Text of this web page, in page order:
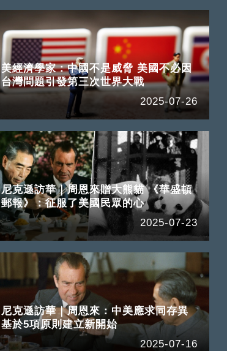
美經濟學家：中國不是威脅 美國不必因
台灣問題引發第三次世界大戰
2025-07-26
尼克遜訪華｜周恩來贈大熊貓 《華盛頓
郵報》：征服了美國民眾的心
2025-07-23
尼克遜訪華｜周恩來：中美應求同存異
基於5項原則建立新開始
2025-07-16